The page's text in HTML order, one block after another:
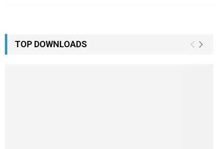
TOP DOWNLOADS